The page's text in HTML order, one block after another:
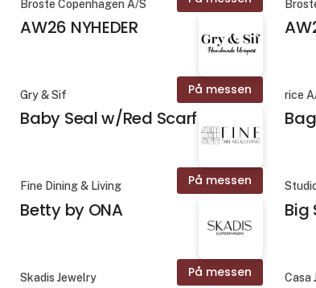
Broste Copenhagen A/S
AW26 NYHEDER
På messen
Gry & Sif
Baby Seal w/Red Scarf
rice
På messen
Fine Dining & Living
Betty by ONA Big
På messen
Skadis Jewelry Casa